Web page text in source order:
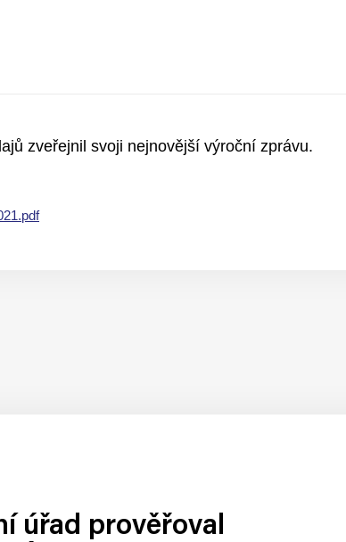
zveřejnil svoji nejnovější výroční zprávu.
úřad prověřoval